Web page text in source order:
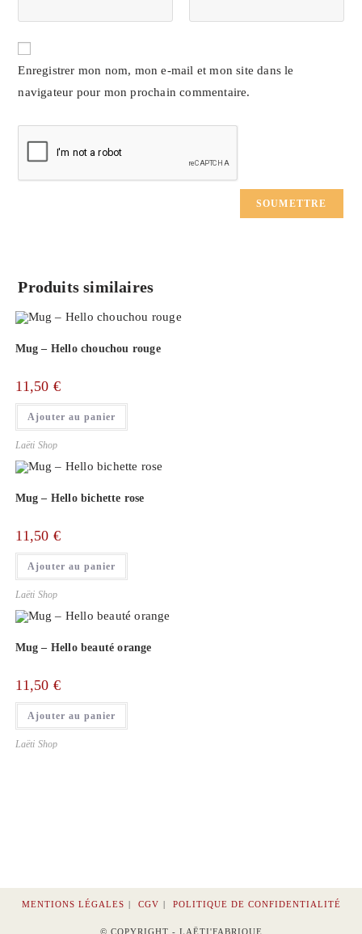
Enregistrer mon nom, mon e-mail et mon site dans le
navigateur pour mon prochain commentaire.
Produits similaires
Mug – Hello chouchou rouge
11,50 €
Ajouter au panier
Laëti Shop
Mug – Hello bichette rose
11,50 €
Ajouter au panier
Laëti Shop
Mug – Hello beauté orange
11,50 €
Ajouter au panier
Laëti Shop
MENTIONS LÉGALES CGV POLITIQUE DE CONFIDENTIALITÉ
© COPYRIGHT - LAËTI'FABRIQUE